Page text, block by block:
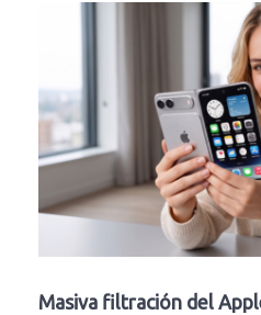
Masiva filtración del